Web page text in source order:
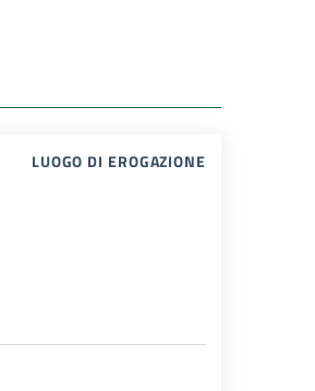
LUOGO DI EROGAZIONE